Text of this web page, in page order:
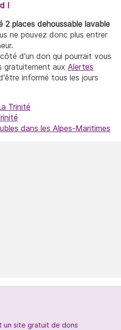
!
2 places dehoussable lavable
ne pouvez donc plus entrer
d'un don qui pourrait vous
gratuitement aux Alertes
informé tous les jours
Trinité
dans les Alpes-Maritimes
un site gratuit de dons